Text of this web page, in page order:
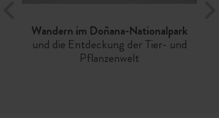
Wandern im Doñana-Nationalpark
und die Entdeckung der Tier- und
Pflanzenwelt